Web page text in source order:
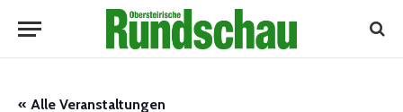
« Alle Veranstaltungen